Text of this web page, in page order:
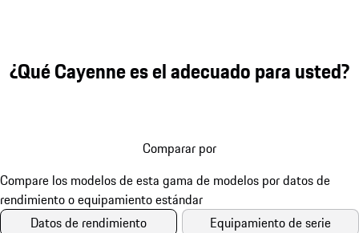
¿Qué Cayenne es el adecuado para usted?
Comparar por
Datos de rendimiento Equipamiento de serie